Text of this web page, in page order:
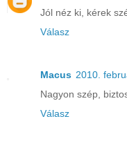
Jól néz ki, kérek
Válasz
Macus 2010.
Nagyon szép,
Válasz